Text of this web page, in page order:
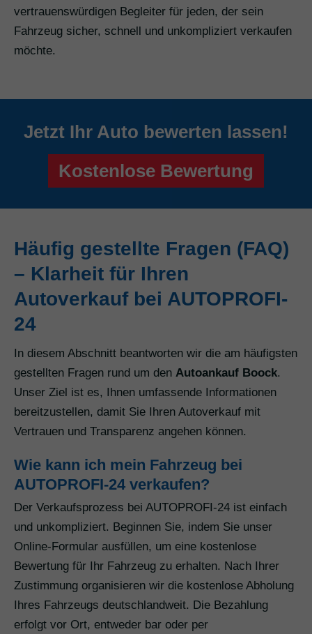
vertrauenswürdigen Begleiter für jeden, der sein
Fahrzeug sicher, schnell und unkompliziert verkaufen
möchte.
Jetzt Ihr Auto bewerten lassen!
Kostenlose Bewertung
Häufig gestellte Fragen (FAQ)
– Klarheit für Ihren
Autoverkauf bei AUTOPROFI-
24
In diesem Abschnitt beantworten wir die am häufigsten
gestellten Fragen rund um den Autoankauf Boock.
Unser Ziel ist es, Ihnen umfassende Informationen
bereitzustellen, damit Sie Ihren Autoverkauf mit
Vertrauen und Transparenz angehen können.
Wie kann ich mein Fahrzeug bei
AUTOPROFI-24 verkaufen?
Der Verkaufsprozess bei AUTOPROFI-24 ist einfach
und unkompliziert. Beginnen Sie, indem Sie unser
Online-Formular ausfüllen, um eine kostenlose
Bewertung für Ihr Fahrzeug zu erhalten. Nach Ihrer
Zustimmung organisieren wir die kostenlose Abholung
Ihres Fahrzeugs deutschlandweit. Die Bezahlung
erfolgt vor Ort, entweder bar oder per